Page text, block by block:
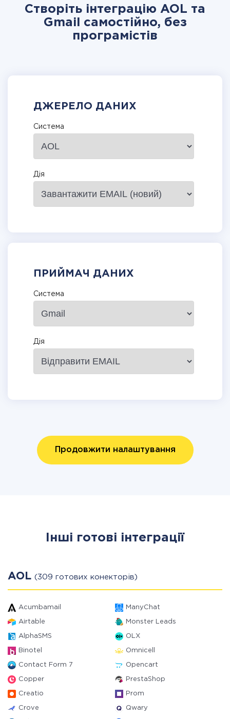
Створіть інтеграцію AOL та
Gmail самостійно, без
програмістів
ДЖЕРЕЛО ДАНИХ
Система
Дія
ПРИЙМАЧ ДАНИХ
Система
Дія
Продовжити налаштування
Інші готові інтеграції
AOL (309 готових конекторів)
Acumbamail ManyChat
Airtable Monster Leads
AlphaSMS OLX
Binotel Omnicell
Contact Form 7 Opencart
Copper PrestaShop
Creatio Prom
Crove Qwary